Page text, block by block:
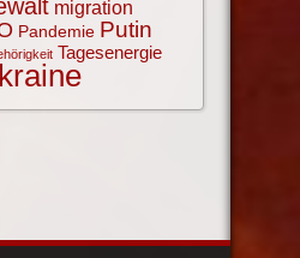
migration
Pandemie Putin
Tagesenergie